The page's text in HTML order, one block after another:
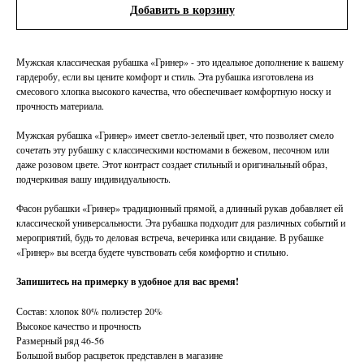
Добавить в корзину
Мужская классическая рубашка «Гринер» - это идеальное дополнение к вашему
гардеробу, если вы цените комфорт и стиль. Эта рубашка изготовлена из
смесового хлопка высокого качества, что обеспечивает комфортную носку и
прочность материала.
Мужская рубашка «Гринер» имеет светло-зеленый цвет, что позволяет смело
сочетать эту рубашку с классическими костюмами в бежевом, песочном или
даже розовом цвете. Этот контраст создает стильный и оригинальный образ,
подчеркивая вашу индивидуальность.
Фасон рубашки «Гринер» традиционный прямой, а длинный рукав добавляет ей
классической универсальности. Эта рубашка подходит для различных событий и
мероприятий, будь то деловая встреча, вечеринка или свидание. В рубашке
«Гринер» вы всегда будете чувствовать себя комфортно и стильно.
Запишитесь на примерку в удобное для вас время!
Состав: хлопок 80% полиэстер 20%
Высокое качество и прочность
Размерный ряд 46-56
Большой выбор расцветок представлен в магазине